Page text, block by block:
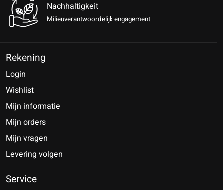
Nachhaltigkeit
Milieuverantwoordelijk engagement
Rekening
Login
Wishlist
Mijn informatie
Mijn orders
Mijn vragen
Levering volgen
Service